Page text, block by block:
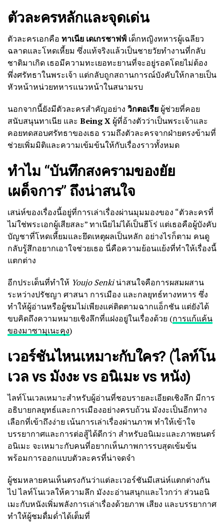
ตัวละครหลักและจุดเด่น
ตัวละครเอกคือ ทาเนีย เดเกรชาฟฟ์ เด็กหญิงทหารผู้เฉลียว
ฉลาดและโหดเหี้ยม ซึ่งแท้จริงแล้วเป็นชายวัยทำงานที่กลับ
ชาติมาเกิด เธอมีความทะเยอทะยานที่จะอยู่รอดโดยไม่ต้อง
พึ่งศรัทธาในพระเจ้า แต่กลับถูกสถานการณ์บังคับให้กลายเป็น
หัวหน้าหน่วยทหารแนวหน้าในสนามรบ
นอกจากนี้ยังมีตัวละครสำคัญอย่าง วิกตอเรีย ผู้ช่วยที่คอย
สนับสนุนทาเนีย และ Being X ผู้ที่อ้างตัวว่าเป็นพระเจ้าและ
คอยทดสอบศรัทธาของเธอ รวมถึงตัวละครจากฝ่ายตรงข้ามที่
ช่วยเพิ่มมิติและความเข้มข้นให้กับเรื่องราวทั้งหมด
ทำไม “บันทึกสงครามของยัย
เผด็จการ” ถึงน่าสนใจ
เสน่ห์ของเรื่องนี้อยู่ที่การเล่าเรื่องผ่านมุมมองของ “ตัวละครที่
ไม่ใช่พระเอกผู้เสียสละ” ทาเนียไม่ได้เป็นฮีโร่ แต่เธอคือผู้บังคับ
บัญชาที่โหดเหี้ยมและยึดเหตุผลเป็นหลัก อย่างไรก็ตาม คนดู
กลับรู้สึกอยากเอาใจช่วยเธอ นี่คือความย้อนแย้งที่ทำให้เรื่องนี้
แตกต่าง
อีกประเด็นที่ทำให้ Youjo Senkiน่าสนใจคือการผสมผสาน
ระหว่างปรัชญา ศาสนา การเมือง และกลยุทธ์ทางทหาร ซึ่ง
ทำให้ผู้อ่านหรือผู้ชมไม่เพียงแค่ติดตามฉากแอ็กชัน แต่ยังได้
ขบคิดถึงความหมายเชิงลึกที่แฝงอยู่ในเรื่องด้วย (การแก้แค้น
ของมาซามุเนะคุง)
เวอร์ชันไหนเหมาะกับใคร? (ไลท์โน
เวล vs มังงะ vs อนิเมะ vs หนัง)
ไลท์โนเวลเหมาะสำหรับผู้อ่านที่ชอบรายละเอียดเชิงลึก มีการ
อธิบายกลยุทธ์และการเมืองอย่างครบถ้วน มังงะเป็นอีกทาง
เลือกที่เข้าถึงง่าย เน้นการเล่าเรื่องผ่านภาพ ทำให้เข้าใจ
บรรยากาศและการต่อสู้ได้ดีกว่า สำหรับอนิเมะและภาพยนตร์
อนิเมะ จะเหมาะกับคนที่อยากเห็นภาพการรบสุดเข้มข้น
พร้อมการออกแบบตัวละครที่น่าจดจำ
ผู้ชมหลายคนเห็นตรงกันว่าแต่ละเวอร์ชันมีเสน่ห์แตกต่างกัน
ไป ไลท์โนเวลให้ความลึก มังงะอ่านสนุกและไวกว่า ส่วนอนิ
เมะกับหนังเพิ่มพลังการเล่าเรื่องด้วยภาพ เสียง และบรรยากาศ
ทำให้ผู้ชมดื่มด่ำได้เต็มที่